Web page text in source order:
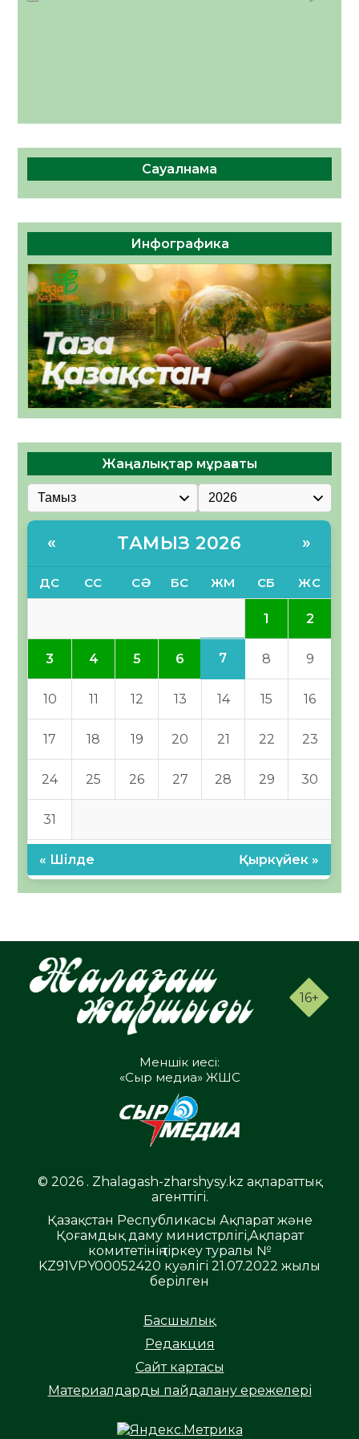
Сауалнама
Инфографика
Жаңалықтар мұрағаты
« ТАМЫЗ 2026 »
ДС СС СӘ БС ЖМ СБ ЖС
1 2
3 4 5 6 7 8 9
10 11 12 13 14 15 16
17 18 19 20 21 22 23
24 25 26 27 28 29 30
31
« Шілде Қыркүйек »
16+
Меншік иесі:
«Сыр медиа» ЖШС
© 2026 . Zhalagash-zharshysy.kz ақпараттық
агенттігі.
Қазақстан Республикасы Ақпарат және
Қоғамдық даму министрлігі,Ақпарат
комитетінің тіркеу туралы №
KZ91VPY00052420 куәлігі 21.07.2022 жылы
берілген
Басшылық
Редакция
Сайт картасы
Материалдарды пайдалану ережелері